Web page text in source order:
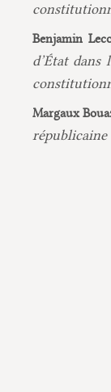
Benjamin
d’État dans
Margaux
républicaine